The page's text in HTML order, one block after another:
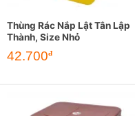
Thùng Rác Nắp Lật Tân Lập
Thành, Size Nhỏ
42.700đ